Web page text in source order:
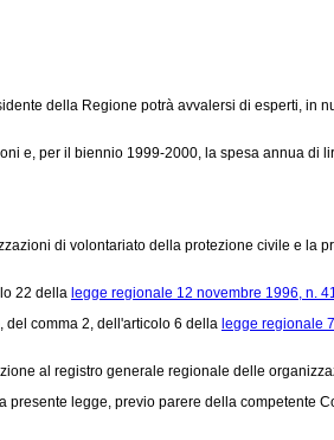
della Regione potrà avvalersi di esperti, in
e, per il biennio 1999-2000, la spesa annua di
di volontariato della protezione civile e la
22 della legge regionale 12 novembre 1996, n.
comma 2, dell'articolo 6 della legge regionale
al registro generale regionale delle
legge, previo parere della competente